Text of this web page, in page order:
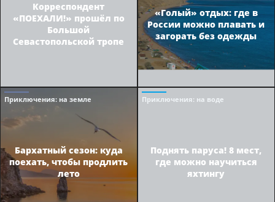
Корреспондент
«ПОЕХАЛИ!» прошёл по
Большой
Севастопольской тропе
«Голый» отдых: где в
России можно плавать и
загорать без одежды
Приключения: на земле
Бархатный сезон: куда
поехать, чтобы продлить
лето
Приключения: на воде
Поднять паруса! 8 мест,
где можно научиться
яхтингу